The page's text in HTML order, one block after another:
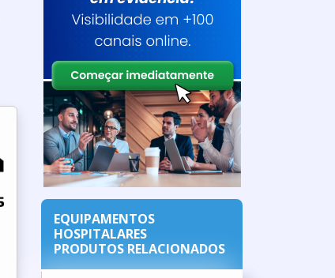
EQUIPAMENTOS
HOSPITALARES
PRODUTOS RELACIONADOS